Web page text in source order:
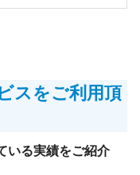
スをご利用頂
いる実績をご紹介